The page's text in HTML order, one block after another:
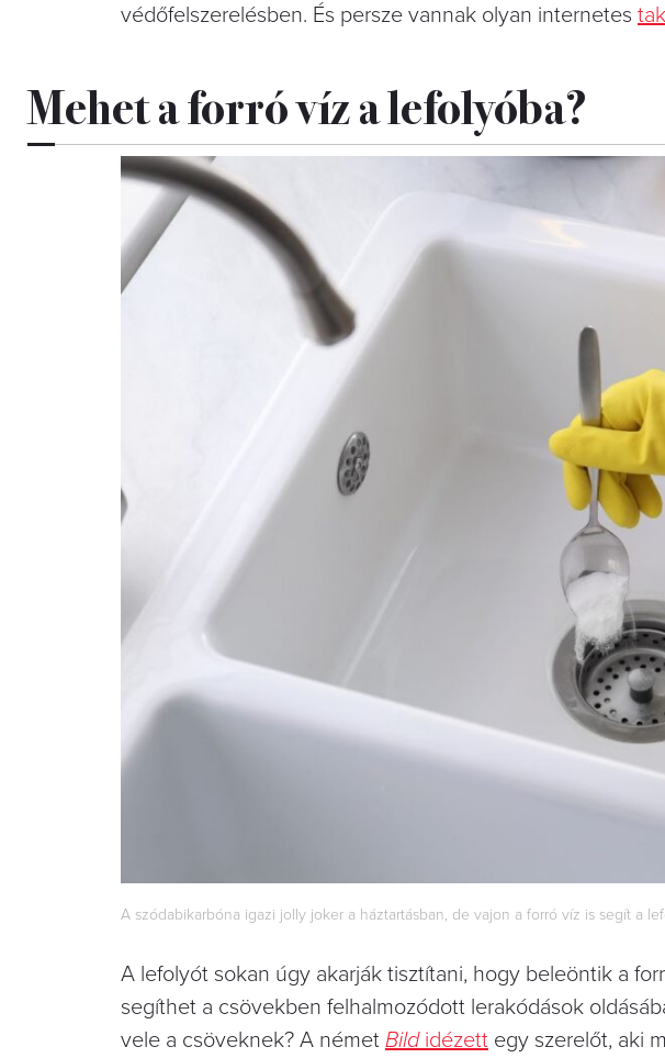
védőfelszerelésben. És persze vannak olyan internetes
Mehet a forró víz a lefolyóba?
A szódabikarbóna igazi jolly joker a háztartásban, de vajon a forró víz is segít a
A lefolyót sokan úgy akarják tisztítani, hogy beleöntik a
segíthet a csövekben felhalmozódott lerakódások
vele a csöveknek? A német Bildidézett egy szerelőt, aki